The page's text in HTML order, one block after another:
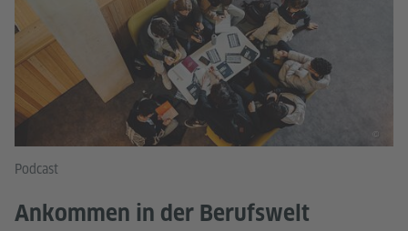
Podcast
Ankommen in der Berufswelt
©